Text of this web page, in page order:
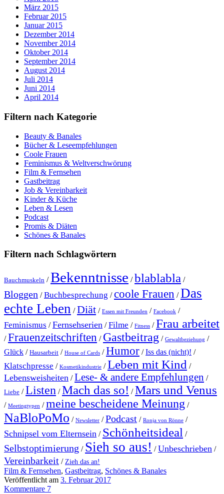
März 2015
Februar 2015
Januar 2015
Dezember 2014
November 2014
Oktober 2014
September 2014
August 2014
Juli 2014
Juni 2014
April 2014
Filtern nach Kategorie
Beauty & Banales
Bücher & Leseempfehlungen
Coole Frauen
Feminismus & Weltverschwörung
Film & Fernsehen
Gastbeitrag
Job & Vereinbarkeit
Kinder & Küche
Leben & Lesen
Podcast
Promis & Diäten
Schönes & Banales
Filtern nach Schlagwörtern
Bauchmuskeln /Bekenntnisse /blablabla /
Bloggen /Buchbesprechung /coole Frauen /Das
echte Leben /Diät / Essen mit Freunden / Facebook /
Feminismus /Fernsehserien /Filme / Fitness /Frau arbeitet
/Frauenzeitschriften / Gastbeitrag / Gewaltbeziehung /
Glück / Hausarbeit / House of Cards /Humor /Iss das (nicht)! /
Klatschpresse / Kosmetikindustrie /Leben mit Kind /
Lebensweisheiten /Lese- & andere Empfehlungen /
Liebe /Listen /Mach das so! /Mars und Venus
/ Meetingtypen /meine bescheidene Meinung /
NaBloPoMo / Newsletter /Podcast / Ronja von Rönne /
Schnipsel vom Elternsein / Schönheitsideal /
Selbstoptimierung / Sieh so aus! /Unbeschrieben /
Vereinbarkeit / Zieh das an!
Film & Fernsehen, Gastbeitrag, Schönes & Banales
Veröffentlicht am 3. Februar 2017
Kommentare 7